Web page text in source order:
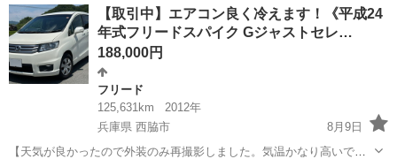
ス ジャストセレクション Ｎ．４６／ナビ／後部座席モニター付き
■ 排気量：...
埼玉 狭山市 フリード
【取引中】エアコン良く冷えます！《平成24
年式フリードスパイク Gジャストセレ…
188,000円
フリード
125,631km
2012年
兵庫県 西脇市
8月9日
【天気が良かったので外装のみ再撮影しました。気温かなり高いです